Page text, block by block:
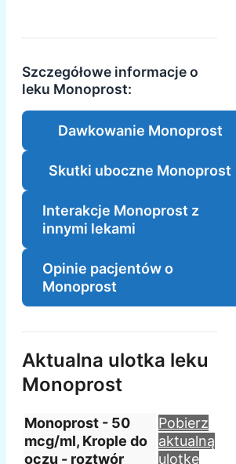
Szczegółowe informacje o
leku Monoprost:
Dawkowanie Monoprost
Skutki uboczne Monoprost
Interakcje Monoprost z
innymi lekami
Opinie pacjentów o
Monoprost
Aktualna ulotka leku
Monoprost
Monoprost - 50
mcg/ml, Krople do
oczu - roztwór
Pobierz
aktualną
ulotkę